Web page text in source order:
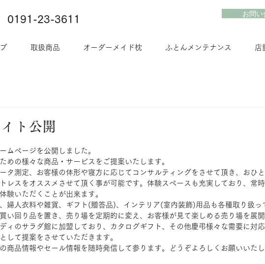
0191-23-3611
お問い
取扱商品 オーダーメイド枕 ふとんメンテナンス 店
ト公開
ムページを公開しました。
めの様々な商品・サービスをご提案いたします。
タ測定、お客様の体形や寝方に応じてコンサルティングをさせて頂き、おひ
レスをオススメさせて頂く事が可能です。体験スペースも充実しており、常
験いただくことが出来ます。
婦人衣料や雑貨、ギフト(贈答品)、インテリア(室内装飾)用品も各種取り扱っ
い回り品を置き、売り場を定期的に変え、お客様が見て楽しめる売り場を展
ィのサラダ館に加盟しており、カタログギフト、その他慶弔様々な需要に対応
して提案をさせていただきます。
商品情報やセール情報を随時発信して参ります。どうぞよろしくお願いいたし